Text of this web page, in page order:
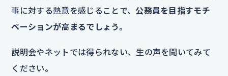
事に対する熱意を感じることで、 公務員を目指すモチ
ベーションが高まるでしょう。
説明会やネットでは得られない、生の声を聞いてみて
ください。